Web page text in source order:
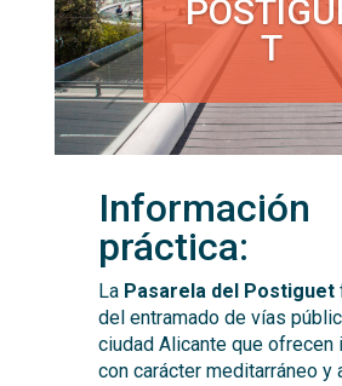
T
Información
práctica:
La Pasarela del Postiguet
del entramado de vías
ciudad Alicante que ofrecen
con carácter meditarráneo y